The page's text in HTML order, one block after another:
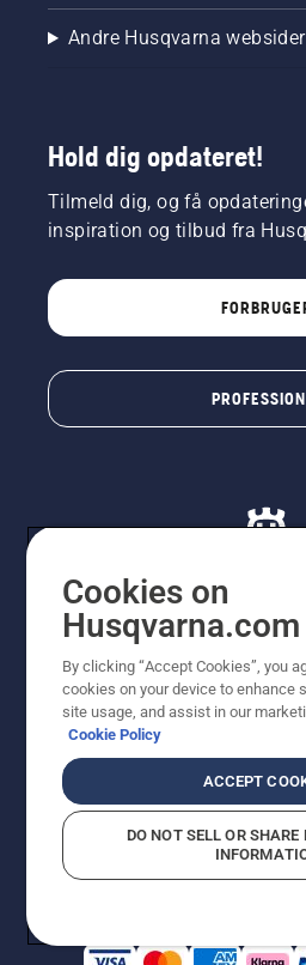
Andre Husqvarna websider
Hold dig opdateret!
Tilmeld dig, og få
inspiration og tilbud fra
viste priser er vejledende
forbehold for stave- og trykfejl
stræber efter at have så
dette websted som muligt.
vejledende udsalgspriser
Cookiepolitik
Bekendtgørelse vedr. beskyttelse
Rapporter
Cookies on
Husqvarna.com
By clicking “Accept Cookies”, you
cookies on your device to enhance
site usage, and assist in our
Cookie Policy
ACCEPT
DO NOT SELL OR SHARE